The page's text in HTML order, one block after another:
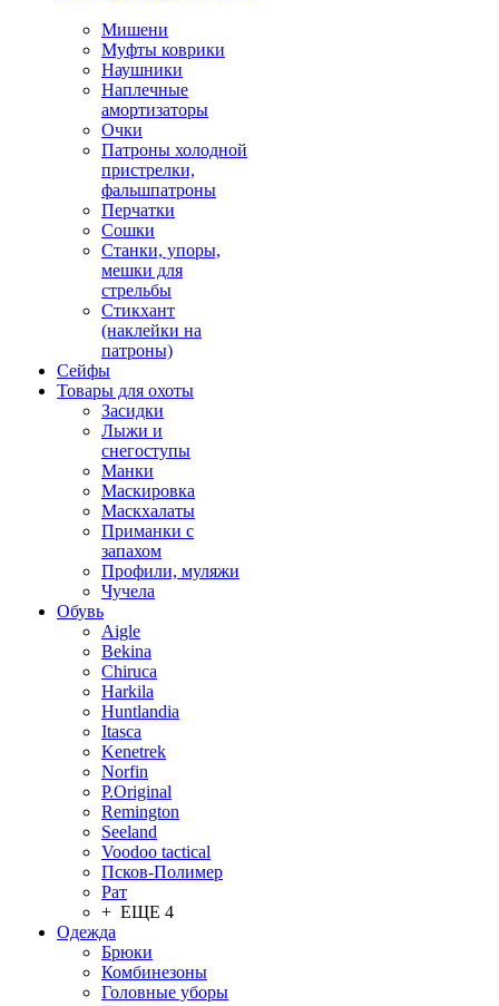
Мишени
Муфты коврики
Наушники
Наплечные
амортизаторы
Очки
Патроны холодной
пристрелки,
фальшпатроны
Перчатки
Сошки
Станки, упоры,
мешки для
стрельбы
Стикхант
(наклейки на
патроны)
Сейфы
Товары для охоты
Засидки
Лыжи и
снегоступы
Манки
Маскировка
Маскхалаты
Приманки с
запахом
Профили, муляжи
Чучела
Обувь
Aigle
Bekina
Chiruсa
Harkila
Huntlandia
Itasca
Kenetrek
Norfin
P.Original
Remington
Seeland
Voodoo tactical
Псков-Полимер
Рат
+ ЕЩЕ 4
Одежда
Брюки
Комбинезоны
Головные уборы